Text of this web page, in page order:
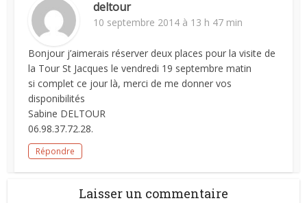
deltour
10 septembre 2014 à 13 h 47 min
Bonjour j’aimerais réserver deux places pour la visite de
la Tour St Jacques le vendredi 19 septembre matin
si complet ce jour là, merci de me donner vos
disponibilités
Sabine DELTOUR
06.98.37.72.28.
Répondre
Laisser un commentaire